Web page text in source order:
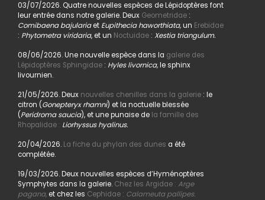
03/07/2026. Quatre nouvelles espèces de Lépidoptères font
leur entrée dans notre galerie. Deux Geometridae:
Comibaena bajulariaet Eupithecia haworthiata,un Erebidae
: Phytometra viridaria, et un Noctuidae: Xestia triangulum.
08/06/2026. Une nouvelle espèce dans la galerie des
Lépidoptères Sphingidae: Hyles livornica,le sphinx
livournien.
21/05/2026. Deux nouvelles chenilles dans la galerie : le
citron (Gonepteryx rhamni) et la noctuelle blessée
(Peridroma saucia), et une punaise dela famille des
Rhopalidae : Liorhyssus hyalinus.
20/04/2026. La fiche du phylan des dunes a été
complétée.
19/03/2026. Deux nouvelles espèces d’Hyménoptères
Symphytes dans la galerie. Chez les Argidae : Arge
pagana,et chez les Cephidae : Calameuta pallipes.